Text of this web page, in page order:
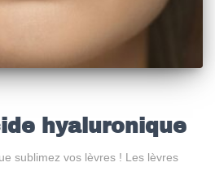
hyaluronique
sublimez vos lèvres ! Les lèvres